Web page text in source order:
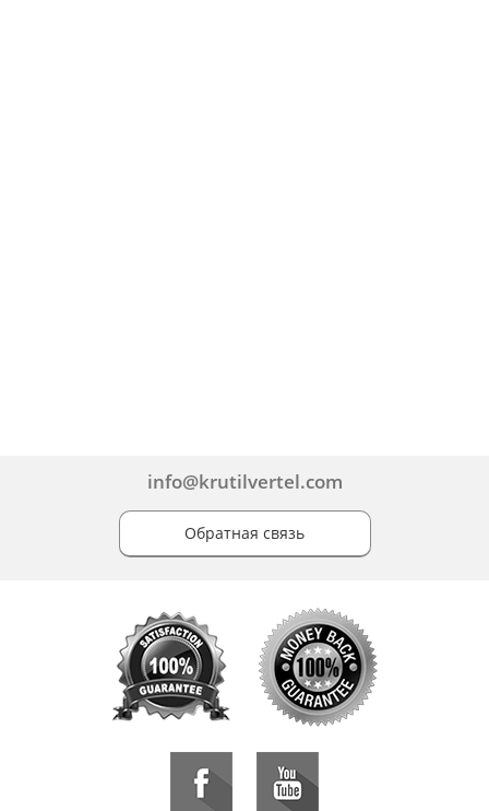
info@krutilvertel.com
Обратная связь